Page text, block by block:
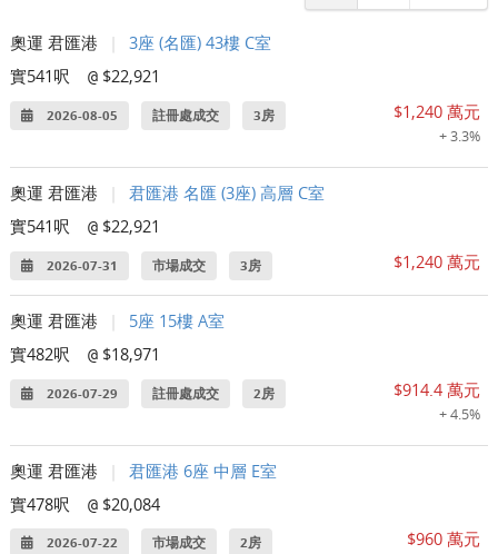
奧運 君匯港
3座 (名匯) 43樓 C室
實541呎
@ $22,921
2026-08-05 註冊處成交 3房 $1,240 萬元
+ 3.3%
奧運 君匯港
君匯港 名匯 (3座) 高層 C室
實541呎
@ $22,921
2026-07-31 市場成交 3房 $1,240 萬元
奧運 君匯港
5座 15樓 A室
實482呎
@ $18,971
2026-07-29 註冊處成交 2房 $914.4 萬元
+ 4.5%
奧運 君匯港
君匯港 6座 中層 E室
實478呎
@ $20,084
2026-07-22 市場成交 2房 $960 萬元